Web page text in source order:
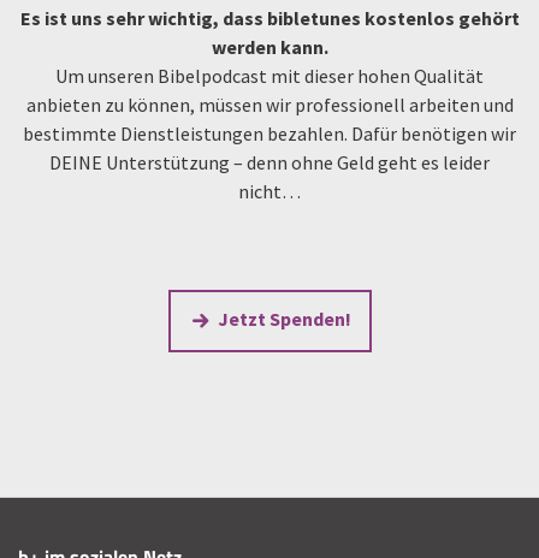
Es ist uns sehr wichtig, dass bibletunes kostenlos gehört
werden kann.
Um unseren Bibelpodcast mit dieser hohen Qualität
anbieten zu können, müssen wir professionell arbeiten und
bestimmte Dienstleistungen bezahlen. Dafür benötigen wir
DEINE Unterstützung – denn ohne Geld geht es leider
nicht…
Jetzt Spenden!